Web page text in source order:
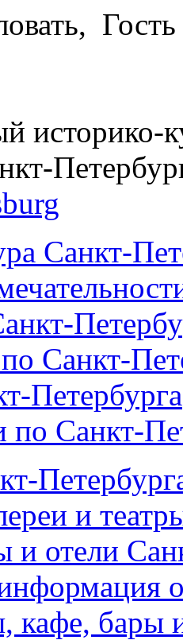
Гость
историко-
Санкт-
Санкт-
Петербурга
по Санкт-
и
и отели
кафе, бары